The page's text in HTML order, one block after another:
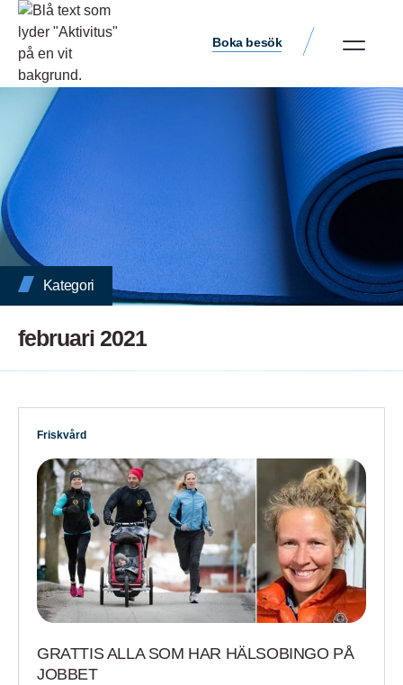
Boka besök
Kategori
februari 2021
Friskvård
GRATTIS ALLA SOM HAR HÄLSOBINGO PÅ
JOBBET